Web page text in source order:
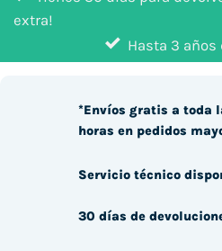
extra!
Hasta 3 años
*Envíos gratis a toda
horas en pedidos
Servicio técnico
30 días de